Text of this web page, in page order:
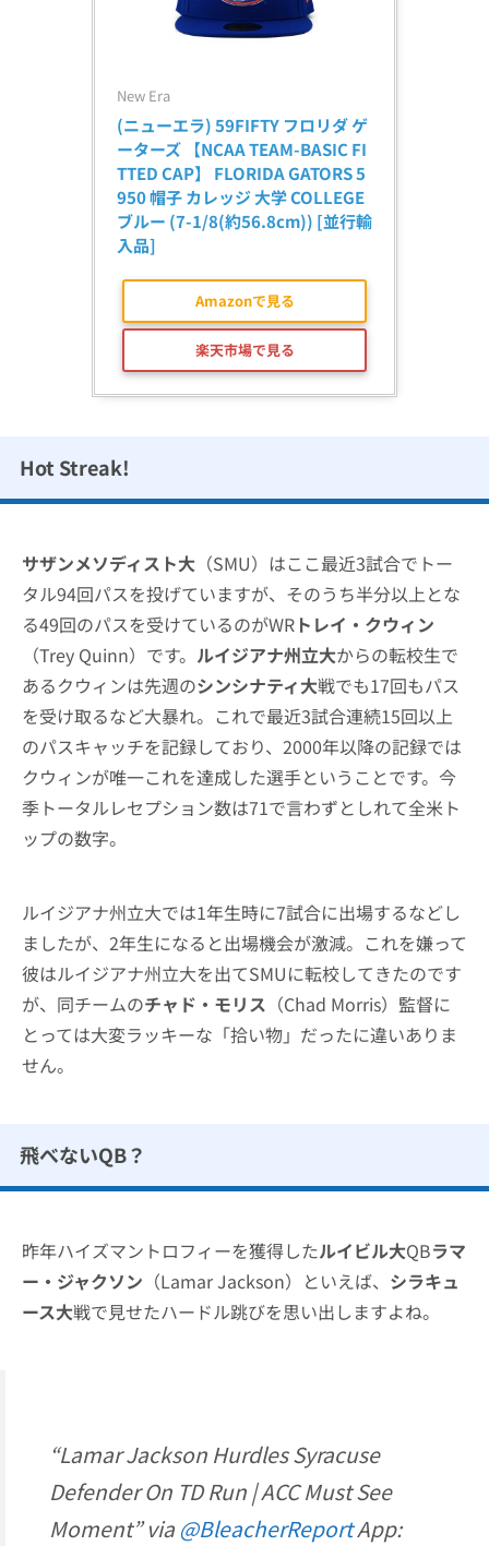
New Era
(ニューエラ) 59FIFTY フロリダ ゲ
ーターズ 【NCAA TEAM-BASIC FI
TTED CAP】 FLORIDA GATORS 5
950 帽子 カレッジ 大学 COLLEGE
ブルー (7-1/8(約56.8cm)) [並行輸
入品]
Amazonで見る
楽天市場で見る
Hot Streak!
サザンメソディスト大 （SMU）はここ最近3試合でトー
タル94回パスを投げていますが、そのうち半分以上とな
る49回のパスを受けているのがWR トレイ・クウィン
（Trey Quinn）です。 ルイジアナ州立大からの転校生で
あるクウィンは先週のシンシナティ大戦でも17回もパス
を受け取るなど大暴れ。これで最近3試合連続15回以上
のパスキャッチを記録しており、2000年以降の記録では
クウィンが唯一これを達成した選手ということです。今
季トータルレセプション数は71で言わずとしれて全米ト
ップの数字。
ルイジアナ州立大では1年生時に7試合に出場するなどし
ましたが、2年生になると出場機会が激減。これを嫌って
彼はルイジアナ州立大を出てSMUに転校してきたのです
が、同チームのチャド・モリス （Chad Morris）監督に
とっては大変ラッキーな「拾い物」だったに違いありま
せん。
飛べないQB？
昨年ハイズマントロフィーを獲得したルイビル大QBラマ
ー・ジャクソン （Lamar Jackson）といえば、 シラキュ
ース大戦で見せたハードル跳びを思い出しますよね。
“Lamar Jackson Hurdles Syracuse
Defender On TD Run | ACC Must See
Moment” via@BleacherReportApp: